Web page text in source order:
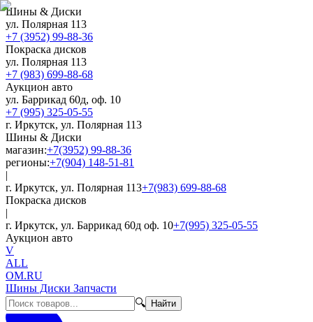
Шины & Диски
ул. Полярная 113
+7 (3952) 99-88-36
Покраска дисков
ул. Полярная 113
+7 (983) 699-88-68
Аукцион авто
ул. Баррикад 60д, оф. 10
+7 (995) 325-05-55
г. Иркутск, ул. Полярная 113
Шины & Диски
магазин:+7(3952) 99-88-36
регионы:+7(904) 148-51-81
|
г. Иркутск, ул. Полярная 113+7(983) 699-88-68
Покраска дисков
|
г. Иркутск, ул. Баррикад 60д оф. 10+7(995) 325-05-55
Аукцион авто
V
ALL
OM.RU
Шины Диски Запчасти
🔍
Найти